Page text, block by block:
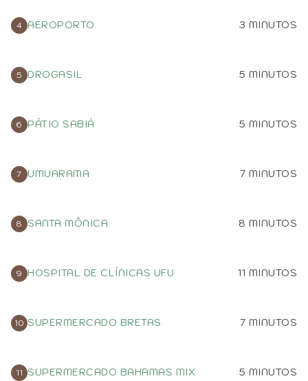
AEROPORTO 3 MINUTOS
DROGASIL 5 MINUTOS
PÁTIO SABIÁ 5 MINUTOS
UMUARAMA 7 MINUTOS
SANTA MÔNICA 8 MINUTOS
HOSPITAL DE CLÍNICAS UFU 11 MINUTOS
SUPERMERCADO BRETAS 7 MINUTOS
SUPERMERCADO BAHAMAS MIX 5 MINUTOS